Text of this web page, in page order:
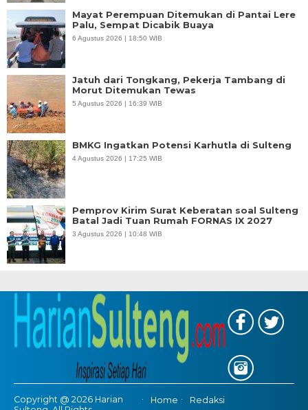
Mayat Perempuan Ditemukan di Pantai Lere
Palu, Sempat Dicabik Buaya
6 Agustus 2026 | 18:50 WIB
Jatuh dari Tongkang, Pekerja Tambang di
Morut Ditemukan Tewas
5 Agustus 2026 | 16:39 WIB
BMKG Ingatkan Potensi Karhutla di Sulteng
4 Agustus 2026 | 17:25 WIB
Pemprov Kirim Surat Keberatan soal Sulteng
Batal Jadi Tuan Rumah FORNAS IX 2027
3 Agustus 2026 | 10:48 WIB
Copyright @ 2026 Harian
Home
Redaksi